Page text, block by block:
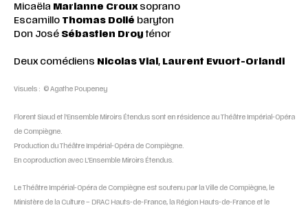
Micaëla Marianne Crouxsoprano
Escamillo Thomas Dolié baryton
Don José Sébastien Droyténor
Deux comédiens Nicolas Vial , Laurent Evuort-Orlandi
Visuels : © Agathe Poupeney
Florent Siaud et l’Ensemble Miroirs Étendus sont en résidence au Théâtre Impérial-Opéra
de Compiègne.
Production du Théâtre Impérial-Opéra de Compiègne.
En coproduction avec L’Ensemble Miroirs Étendus.
Le Théâtre Impérial-Opéra de Compiègne est soutenu par la Ville de Compiègne, le
Ministère de la Culture – DRAC Hauts-de-France, la Région Hauts-de-France et le